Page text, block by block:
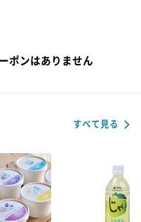
ポンはありません
すべて見る